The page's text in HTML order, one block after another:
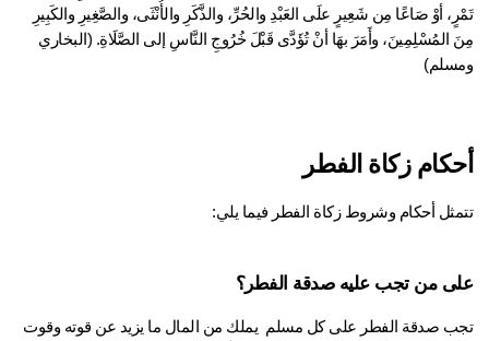
تَمْرٍ، أوْ صَاعًا مِن شَعِيرٍ علَى العَبْدِ والحُرِّ، والذَّكَرِ والأُنْثَى، والصَّغِيرِ والكَبِيرِ
مِنَ المُسْلِمِينَ، وأَمَرَ بهَا أنْ تُؤَدَّى قَبْلَ خُرُوجِ النَّاسِ إلى الصَّلَاةِ. (البخاري
زكاة الفطر
أحكام وشروط زكاة الفطر فيما يلي:
من تجب عليه صدقة الفطر؟
تجب صدقة الفطر على كل مسلم  يملك من المال ما يزيد عن قوته وقوت